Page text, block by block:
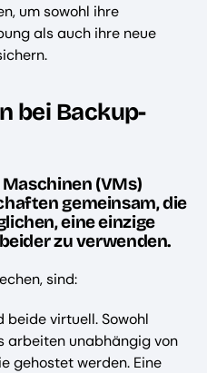
um sowohl ihre
als auch ihre neue
bei Backup-
(VMs)
gemeinsam, die
eine einzige
zu verwenden.
sind:
beide virtuell. Sowohl
arbeiten unabhängig von
gehostet werden. Eine